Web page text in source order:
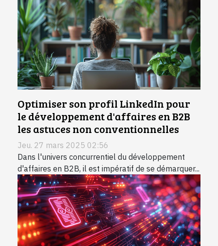
Optimiser son profil LinkedIn pour
le développement d'affaires en B2B
les astuces non conventionnelles
Jeu. 27 mars 2025 02:56
Dans l'univers concurrentiel du développement
d'affaires en B2B, il est impératif de se démarquer...